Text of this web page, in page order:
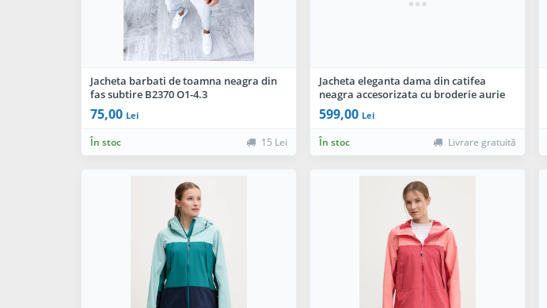
Jacheta barbati de toamna neagra din
fas subtire B2370 O1-4.3
75,00 Lei
În stoc 15 Lei
Jacheta eleganta dama din catifea
neagra accesorizata cu broderie aurie
599,00 Lei
În stoc Livrare gratuită